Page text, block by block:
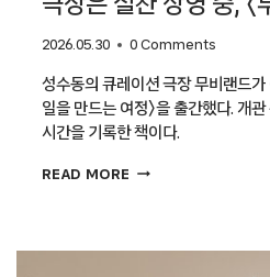
2026.05.30 0 Comments
성수동의 큐레이션 극장 무비랜드가
일을 만드는 여정〉을 출간했다. 개
시간을 기록한 책이다.
READ MORE 극장은
〈무비랜드